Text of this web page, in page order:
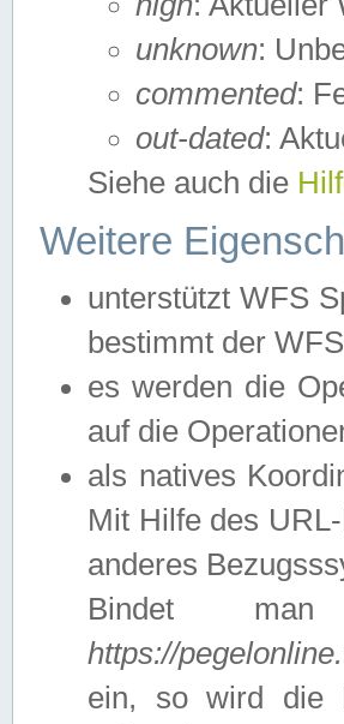
unknown:
commented:
out-dated:
Siehe auch die
Weitere
unterstützt WFS
bestimmt der
es werden die
auf die
als natives
Mit Hilfe des
anderes
Bindet man
https://
ein, so wird die